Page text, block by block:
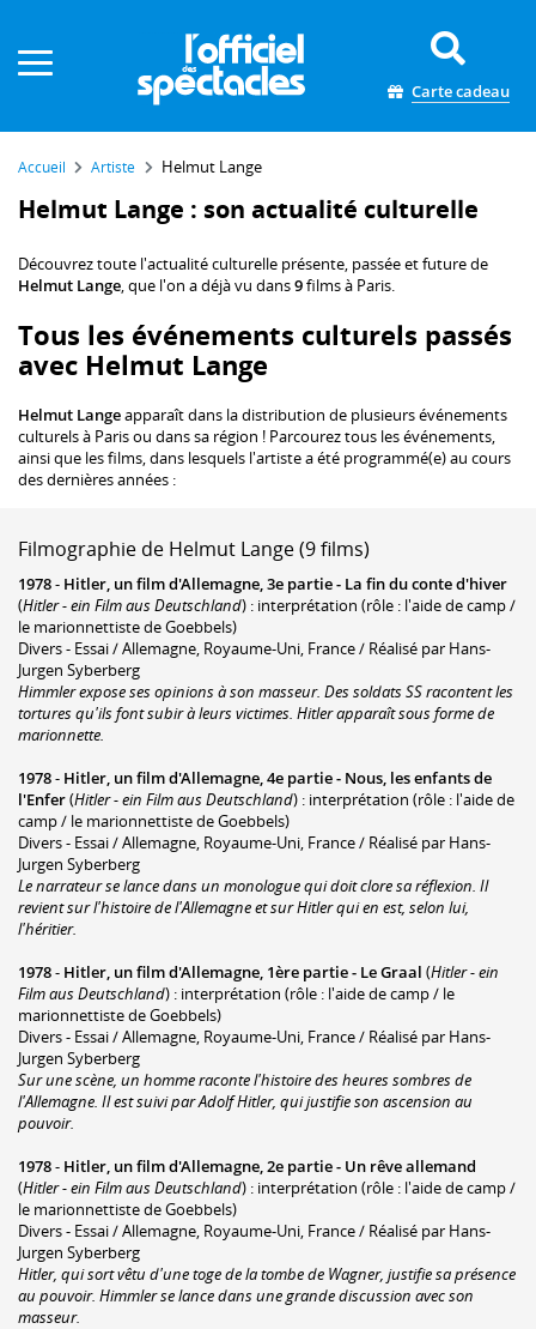
Carte cadeau
Accueil Artiste Helmut Lange
Helmut Lange : son actualité culturelle
Découvrez toute l'actualité culturelle présente, passée et future de
Helmut Lange, que l'on a déjà vu dans9films à Paris.
Tous les événements culturels passés
avec Helmut Lange
Helmut Langeapparaît dans la distribution de plusieurs événements
culturels à Paris ou dans sa région ! Parcourez tous les événements,
ainsi que les films, dans lesquels l'artiste a été programmé(e) au cours
des dernières années :
Filmographie de Helmut Lange (9 films)
1978- Hitler, un film d'Allemagne, 3e partie - La fin du conte d'hiver
(Hitler - ein Film aus Deutschland) : interprétation (rôle : l'aide de camp /
le marionnettiste de Goebbels)
Divers - Essai / Allemagne, Royaume-Uni, France / Réalisé par Hans-
Jurgen Syberberg
Himmler expose ses opinions à son masseur. Des soldats SS racontent les
tortures qu'ils font subir à leurs victimes. Hitler apparaît sous forme de
marionnette.
1978- Hitler, un film d'Allemagne, 4e partie - Nous, les enfants de
l'Enfer(Hitler - ein Film aus Deutschland) : interprétation (rôle : l'aide de
camp / le marionnettiste de Goebbels)
Divers - Essai / Allemagne, Royaume-Uni, France / Réalisé par Hans-
Jurgen Syberberg
Le narrateur se lance dans un monologue qui doit clore sa réflexion. Il
revient sur l'histoire de l'Allemagne et sur Hitler qui en est, selon lui,
l'héritier.
1978- Hitler, un film d'Allemagne, 1ère partie - Le Graal (Hitler - ein
Film aus Deutschland) : interprétation (rôle : l'aide de camp / le
marionnettiste de Goebbels)
Divers - Essai / Allemagne, Royaume-Uni, France / Réalisé par Hans-
Jurgen Syberberg
Sur une scène, un homme raconte l'histoire des heures sombres de
l'Allemagne. Il est suivi par Adolf Hitler, qui justifie son ascension au
pouvoir.
1978- Hitler, un film d'Allemagne, 2e partie - Un rêve allemand
(Hitler - ein Film aus Deutschland) : interprétation (rôle : l'aide de camp /
le marionnettiste de Goebbels)
Divers - Essai / Allemagne, Royaume-Uni, France / Réalisé par Hans-
Jurgen Syberberg
Hitler, qui sort vêtu d'une toge de la tombe de Wagner, justifie sa présence
au pouvoir. Himmler se lance dans une grande discussion avec son
masseur.